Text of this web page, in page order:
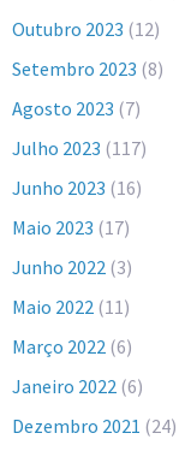
Outubro 2023 (12)
Setembro 2023 (8)
Agosto 2023 (7)
Julho 2023 (117)
Junho 2023 (16)
Maio 2023 (17)
Junho 2022 (3)
Maio 2022 (11)
Março 2022 (6)
Janeiro 2022 (6)
Dezembro 2021 (24)